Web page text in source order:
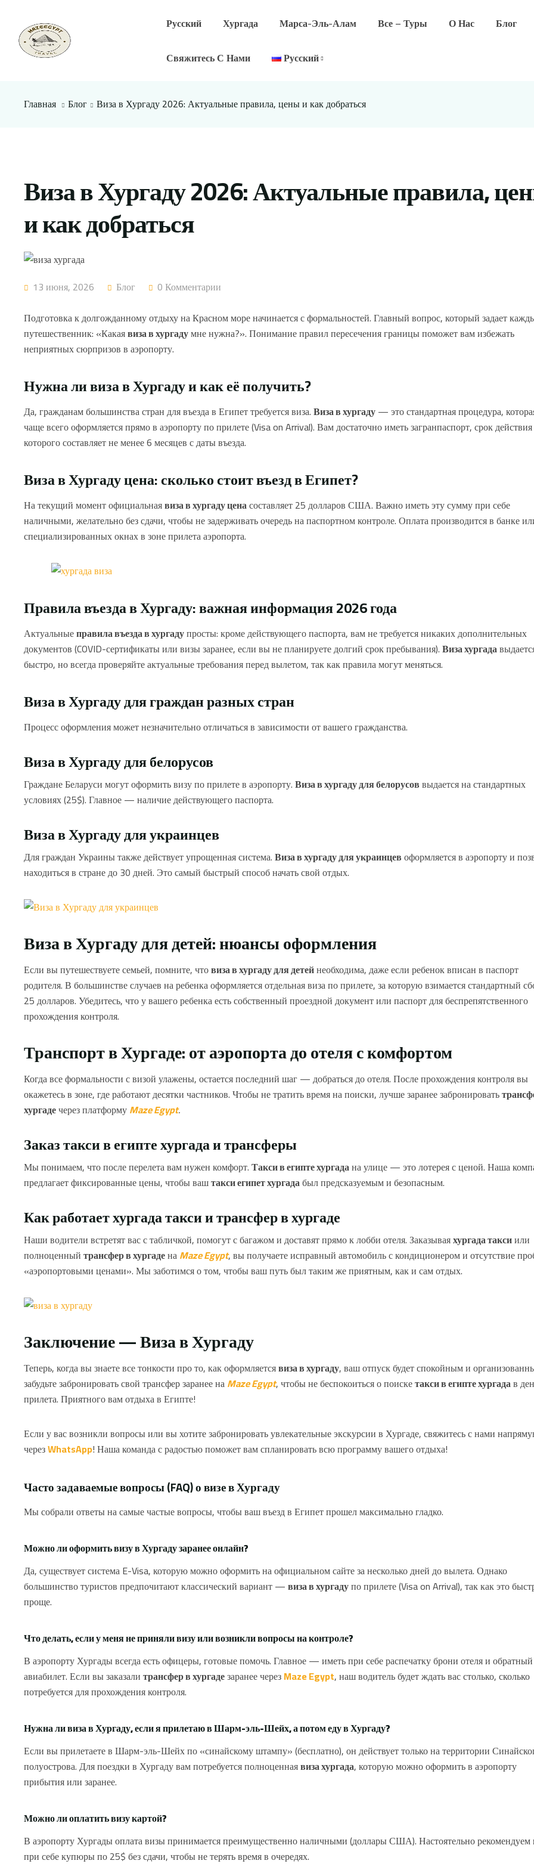
Русский Хургада Марса-Эль-Алам Все – Туры О Нас
Блог
Свяжитесь С Нами
Русский
Главная Блог Виза в Хургаду 2026: Актуальные правила, цены и как добраться
Виза в Хургаду 2026: Актуальные правила,
и как добраться
13 июня, 2026 Блог
0 Комментарии
Подготовка к долгожданному отдыху на Красном море начинается с формальностей. Главный вопрос, который задает
путешественник: «Какаявиза в хургадумне нужна?». Понимание правил пересечения границы поможет вам избежать
неприятных сюрпризов в аэропорту.
Нужна ли виза в Хургаду и как её получить?
Да, гражданам большинства стран для въезда в Египет требуется виза.Виза в хургаду— это стандартная процедура,
чаще всего оформляется прямо в аэропорту по прилете (Visa on Arrival). Вам достаточно иметь загранпаспорт, срок действия
которого составляет не менее 6 месяцев с даты въезда.
Виза в Хургаду цена: сколько стоит въезд в Египет?
На текущий момент официальнаявиза в хургаду ценасоставляет 25 долларов США. Важно иметь эту сумму при себе
наличными, желательно без сдачи, чтобы не задерживать очередь на паспортном контроле. Оплата производится в банке
специализированных окнах в зоне прилета аэропорта.
Правила въезда в Хургаду: важная информация 2026 года
Актуальныеправила въезда в хургадупросты: кроме действующего паспорта, вам не требуется никаких дополнительных
документов (COVID-сертификаты или визы заранее, если вы не планируете долгий срок пребывания).Виза хургада
быстро, но всегда проверяйте актуальные требования перед вылетом, так как правила могут меняться.
Виза в Хургаду для граждан разных стран
Процесс оформления может незначительно отличаться в зависимости от вашего гражданства.
Виза в Хургаду для белорусов
Граждане Беларуси могут оформить визу по прилете в аэропорту.Виза в хургаду для белорусоввыдается на стандартных
условиях (25$). Главное — наличие действующего паспорта.
Виза в Хургаду для украинцев
Для граждан Украины также действует упрощенная система.Виза в хургаду для украинцевоформляется в аэропорту и
находиться в стране до 30 дней. Это самый быстрый способ начать свой отдых.
Виза в Хургаду для детей: нюансы оформления
Если вы путешествуете семьей, помните, чтовиза в хургаду для детейнеобходима, даже если ребенок вписан в паспорт
родителя. В большинстве случаев на ребенка оформляется отдельная виза по прилете, за которую взимается стандартный
25 долларов. Убедитесь, что у вашего ребенка есть собственный проездной документ или паспорт для беспрепятственного
прохождения контроля.
Транспорт в Хургаде: от аэропорта до отеля с комфортом
Когда все формальности с визой улажены, остается последний шаг — добраться до отеля. После прохождения контроля вы
окажетесь в зоне, где работают десятки частников. Чтобы не тратить время на поиски, лучше заранее забронировать
хургадечерез платформуMaze Egypt.
Заказ такси в египте хургада и трансферы
Мы понимаем, что после перелета вам нужен комфорт.Такси в египте хургадана улице — это лотерея с ценой. Наша
предлагает фиксированные цены, чтобы ваштакси египет хургадабыл предсказуемым и безопасным.
Как работает хургада такси и трансфер в хургаде
Наши водители встретят вас с табличкой, помогут с багажом и доставят прямо к лобби отеля. Заказываяхургада таксиили
полноценныйтрансфер в хургаденаMaze Egypt, вы получаете исправный автомобиль с кондиционером и отсутствие
«аэропортовыми ценами». Мы заботимся о том, чтобы ваш путь был таким же приятным, как и сам отдых.
Заключение — Виза в Хургаду
Теперь, когда вы знаете все тонкости про то, как оформляетсявиза в хургаду, ваш отпуск будет спокойным и
забудьте забронировать свой трансфер заранее наMaze Egypt, чтобы не беспокоиться о поискетакси в египте хургадав
прилета. Приятного вам отдыха в Египте!
Если у вас возникли вопросы или вы хотите забронировать увлекательные экскурсии в Хургаде, свяжитесь с нами
черезWhatsApp! Наша команда с радостью поможет вам спланировать всю программу вашего отдыха!
Часто задаваемые вопросы (FAQ) о визе в Хургаду
Мы собрали ответы на самые частые вопросы, чтобы ваш въезд в Египет прошел максимально гладко.
Можно ли оформить визу в Хургаду заранее онлайн?
Да, существует система E-Visa, которую можно оформить на официальном сайте за несколько дней до вылета. Однако
большинство туристов предпочитают классический вариант —виза в хургадупо прилете (Visa on Arrival), так как это
проще.
Что делать, если у меня не приняли визу или возникли вопросы на контроле?
В аэропорту Хургады всегда есть офицеры, готовые помочь. Главное — иметь при себе распечатку брони отеля и обратный
авиабилет. Если вы заказалитрансфер в хургадезаранее черезMaze Egypt, наш водитель будет ждать вас столько, сколько
потребуется для прохождения контроля.
Нужна ли виза в Хургаду, если я прилетаю в Шарм-эль-Шейх, а потом еду в Хургаду?
Если вы прилетаете в Шарм-эль-Шейх по «синайскому штампу» (бесплатно), он действует только на территории
полуострова. Для поездки в Хургаду вам потребуется полноценнаявиза хургада, которую можно оформить в аэропорту
прибытия или заранее.
Можно ли оплатить визу картой?
В аэропорту Хургады оплата визы принимается преимущественно наличными (доллары США). Настоятельно рекомендуем
при себе купюры по 25$ без сдачи, чтобы не терять время в очередях.